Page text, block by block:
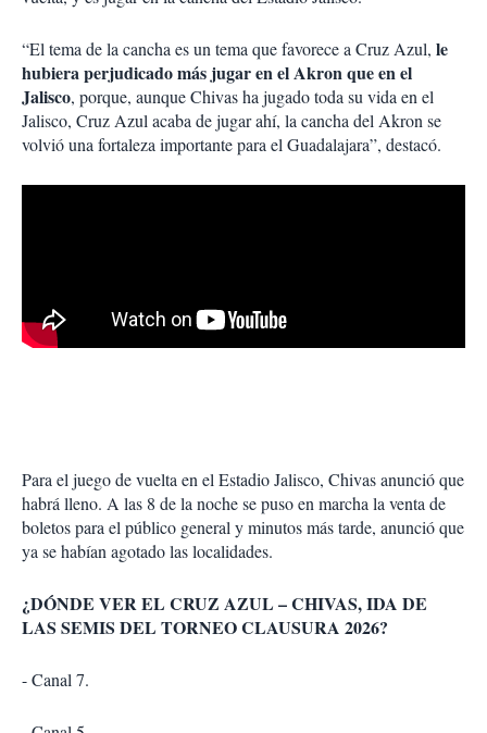
“El tema de la cancha es un tema que favorece a Cruz Azul, le
hubiera perjudicado más jugar en el Akron que en el
Jalisco, porque, aunque Chivas ha jugado toda su vida en el
Jalisco, Cruz Azul acaba de jugar ahí, la cancha del Akron se
volvió una fortaleza importante para el Guadalajara”, destacó.
Para el juego de vuelta en el Estadio Jalisco, Chivas anunció que
habrá lleno. A las 8 de la noche se puso en marcha la venta de
boletos para el público general y minutos más tarde, anunció que
ya se habían agotado las localidades.
¿DÓNDE VER EL CRUZ AZUL – CHIVAS, IDA DE
LAS SEMIS DEL TORNEO CLAUSURA 2026?
- Canal 7.